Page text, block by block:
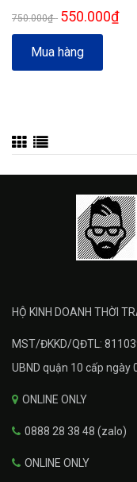
750.000₫- 550.000₫
Mua hàng
HỘ KINH DOANH THỜI
MST/ĐKKD/QĐTL:
UBND quận 10 cấp
ONLINE ONLY
0888 28 38 48 (zalo)
ONLINE ONLY